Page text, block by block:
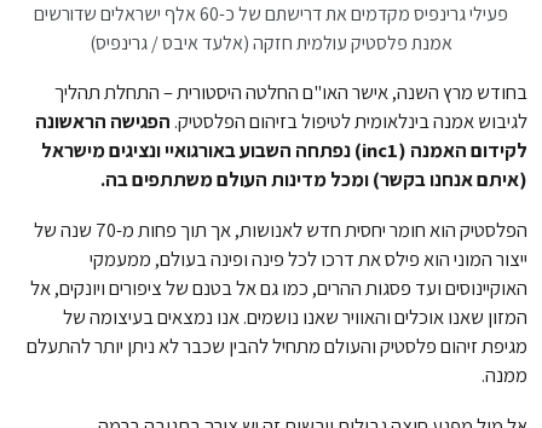
פעילי גרינפיס מקדמים את דרישתם של כ-60 אלף ישראלים שדורשים
אמנת פלסטיק עולמית חזקה (אלעד איבס / גרינפיס)
בחודש מרץ השנה, אישר האו"ם החלטה היסטורית – התחלת תהליך
לגיבוש אמנה בינלאומית לטיפול בזיהום הפלסטיק. הפגישה הראשונה
לקידום האמנה (inc1) נפתחה השבוע באורגואיי ונציגים מישראל
(איתם אנחנו בקשר) ומכל מדינות העולם משתתפים בה.
הפלסטיק הוא חומר יחסית חדש לאנושות, אך תוך פחות מ-70 שנה של
ייצור המוני הוא פילס את דרכו לכל פינה ופינה בעולם, ממעמקי
האוקיינוסים ועד פסגות ההרים, כמו גם אל בטנם של ציפורים ויונקים, אל
המזון שאנו אוכלים והאוויר שאנו נושמים. אנו נמצאים בעיצומה של
מגיפת זיהום פלסטיק והעולם מתחיל להבין שכבר לא ניתן יותר להתעלם
ממנה.